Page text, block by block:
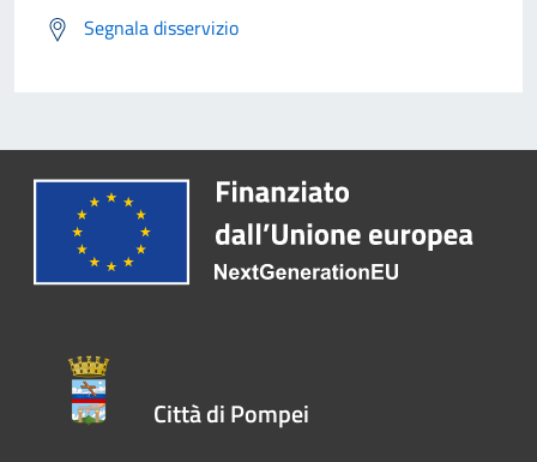
Segnala disservizio
Città di Pompei